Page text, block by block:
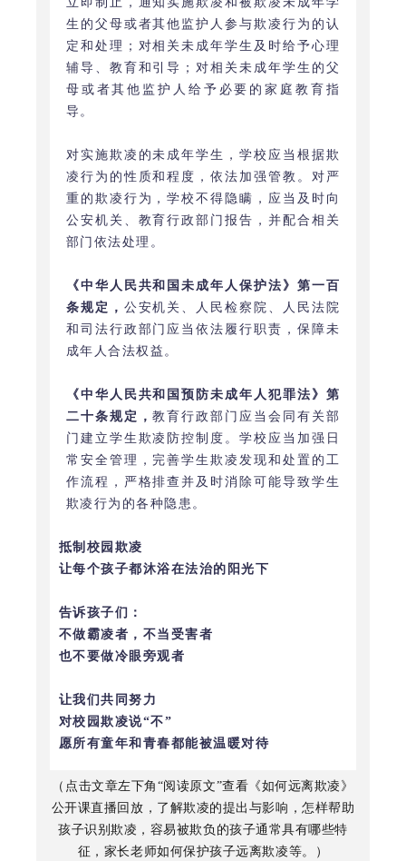
生的父母或者其他监护人参与欺凌行为的认
定和处理；对相关未成年学生及时给予心理
辅导、教育和引导；对相关未成年学生的父
母或者其他监护人给予必要的家庭教育指
导。
对实施欺凌的未成年学生，学校应当根据欺
凌行为的性质和程度，依法加强管教。对严
重的欺凌行为，学校不得隐瞒，应当及时向
公安机关、教育行政部门报告，并配合相关
部门依法处理。
《中华人民共和国未成年人保护法》第一百
条规定， 公安机关、人民检察院、人民法院
和司法行政部门应当依法履行职责，保障未
成年人合法权益。
《中华人民共和国预防未成年人犯罪法》第
二十条规定，教育行政部门应当会同有关部
门建立学生欺凌防控制度。学校应当加强日
常安全管理，完善学生欺凌发现和处置的工
作流程，严格排查并及时消除可能导致学生
欺凌行为的各种隐患。
抵制校园欺凌
让每个孩子都沐浴在法治的阳光下
告诉孩子们：
不做霸凌者，不当受害者
也不要做冷眼旁观者
让我们共同努力
对校园欺凌说“不”
愿所有童年和青春都能被温暖对待
（点击文章左下角“阅读原文”查看《如何远离欺凌》
公开课直播回放，了解欺凌的提出与影响，怎样帮助
孩子识别欺凌，容易被欺负的孩子通常具有哪些特
征，家长老师如何保护孩子远离欺凌等。）